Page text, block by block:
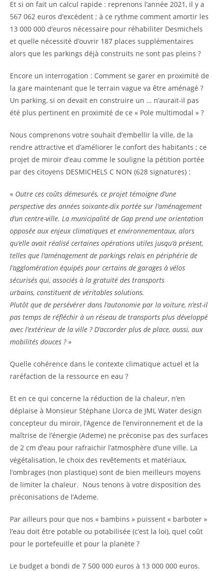
Et si on fait un calcul rapide : reprenons l’année 2021, il y a
567 062 euros d’excédent ; à ce rythme comment amortir les
13 000 000 d’euros nécessaire pour réhabiliter Desmichels
et quelle nécessité d’ouvrir 187 places supplémentaires
alors que les parkings déjà construits ne sont pas pleins ?
Encore un interrogation : Comment se garer en proximité de
la gare maintenant que le terrain vague va être aménagé ?
Un parking, si on devait en construire un … n’aurait-il pas
été plus pertinent en proximité de ce « Pole multimodal » ?
Nous comprenons votre souhait d’embellir la ville, de la
rendre attractive et d’améliorer le confort des habitants ; ce
projet de miroir d’eau comme le souligne la pétition portée
par des citoyens DESMICHELS C NON (628 signatures) :
« Outre ces coûts démesurés, ce projet témoigne d’une
perspective des années soixante-dix portée sur l’aménagement
d’un centre-ville. La municipalité de Gap prend une orientation
opposée aux enjeux climatiques et environnementaux, alors
qu’elle avait réalisé certaines opérations utiles jusqu’à présent,
telles que l’aménagement de parkings relais en périphérie de
l’agglomération équipés pour certains de garages à vélos
sécurisés qui, associés à la gratuité des transports
urbains, constituent de véritables solutions.
Plutôt que de persévérer dans l’autonomie par la voiture, n’est-il
pas temps de réfléchir à un réseau de transports plus développé
avec l’extérieur de la ville ? D’accorder plus de place, aussi, aux
mobilités douces ? »
Quelle cohérence dans le contexte climatique actuel et la
raréfaction de la ressource en eau ?
Et en ce qui concerne la réduction de la chaleur, n’en
déplaise à Monsieur Stéphane Llorca de JML Water design
concepteur du miroir, l’Agence de l’environnement et de la
maîtrise de l’énergie (Ademe) ne préconise pas des surfaces
de 2 cm d’eau pour rafraichir l’atmosphère d’une ville. La
végétalisation, le choix des revêtements et matériaux,
l’ombrages (non plastique) sont de bien meilleurs moyens
de limiter la chaleur. Nous tenons à votre disposition des
préconisations de l’Ademe.
Par ailleurs pour que nos « bambins » puissent « barboter »
l’eau doit être potable ou potabilisée (c’est la loi), quel coût
pour le portefeuille et pour la planète ?
Le budget a bondi de 7 500 000 euros à 13 000 000 euros.